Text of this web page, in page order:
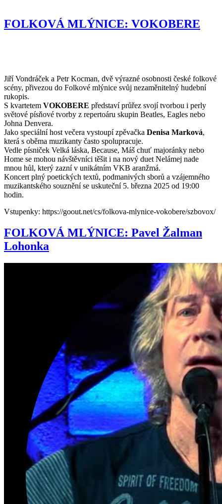
FOLKOVÁ MLÝNICE: VOKOBERE
Jiří Vondráček a Petr Kocman, dvě výrazné osobnosti české folkové
scény, přivezou do Folkové mlýnice svůj nezaměnitelný hudební
rukopis.
S kvartetem VOKOBERE představí průřez svojí tvorbou i perly
světové písňové tvorby z repertoáru skupin Beatles, Eagles nebo
Johna Denvera.
Jako speciální host večera vystoupí zpěvačka Denisa Marková,
která s oběma muzikanty často spolupracuje.
Vedle písniček Velká láska, Because, Máš chuť majoránky nebo
Home se mohou návštěvníci těšit i na nový duet Nelámej nade
mnou hůl, který zazní v unikátním VKB aranžmá.
Koncert plný poetických textů, podmanivých sborů a vzájemného
muzikantského souznění se uskuteční 5. března 2025 od 19:00
hodin.
Vstupenky: https://goout.net/cs/folkova-mlynice-vokobere/szbovox/
FOLKOVÁ MLÝNICE: Pavel Žalman
Lohonka